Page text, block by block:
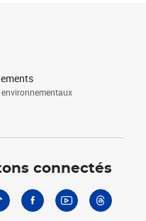
connectés